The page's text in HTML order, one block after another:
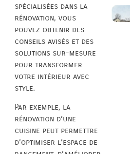
spécialisées dans la
rénovation, vous
pouvez obtenir des
conseils avisés et des
solutions sur-mesure
pour transformer
votre intérieur avec
style.
Par exemple, la
rénovation d’une
cuisine peut permettre
d’optimiser l’espace de